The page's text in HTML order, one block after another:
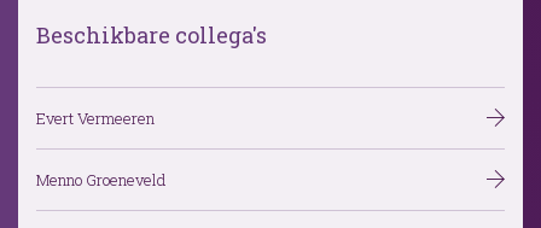
Beschikbare collega's
Evert Vermeeren
Menno Groeneveld